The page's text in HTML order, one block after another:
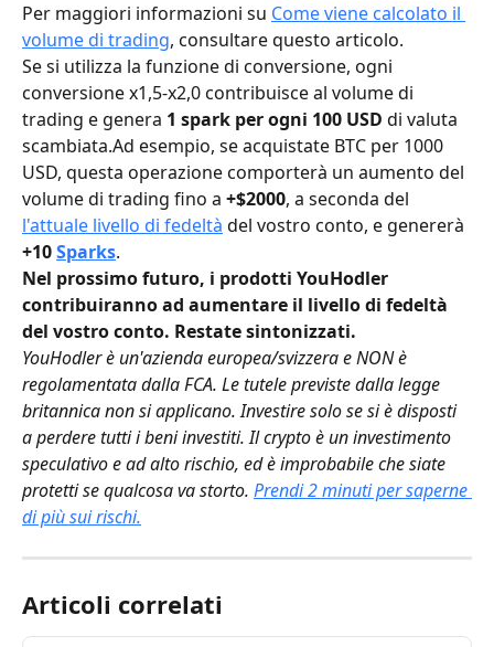
Per maggiori informazioni su Come viene calcolato il
volume di trading, consultare questo articolo.
Se si utilizza la funzione di conversione, ogni
conversione x1,5-x2,0 contribuisce al volume di
trading e genera 1 spark per ogni 100 USD di valuta
scambiata.Ad esempio, se acquistate BTC per 1000
USD, questa operazione comporterà un aumento del
volume di trading fino a +$2000, a seconda del
l'attuale livello di fedeltà del vostro conto, e genererà
+10Sparks.
Nel prossimo futuro, i prodotti YouHodler
contribuiranno ad aumentare il livello di fedeltà
del vostro conto. Restate sintonizzati.
YouHodler è un'azienda europea/svizzera e NON è
regolamentata dalla FCA. Le tutele previste dalla legge
britannica non si applicano. Investire solo se si è disposti
a perdere tutti i beni investiti. Il crypto è un investimento
speculativo e ad alto rischio, ed è improbabile che siate
protetti se qualcosa va storto. Prendi 2 minuti per saperne
di più sui rischi.
Articoli correlati